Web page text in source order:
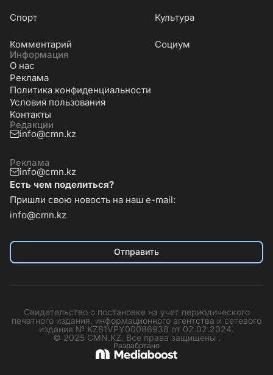
Cпорт Культура
Комментарий
Социум
Информация
О нас
Реклама
Политика конфиденциальности
Условия пользования
Контакты
Редакции
info@cmn.kz
Реклама
info@cmn.kz
Есть чем поделиться?
Пришли свою новость на наш e-mail:
info@cmn.kz
Отправить
Свидетельство о постановке на учет периодического
печатного издания, информационного агентства и сетевого
издания № KZ81VPY00086938 от 02.02.2024.
© 2025 CMN.KZ. Все права защищены .
Разработано